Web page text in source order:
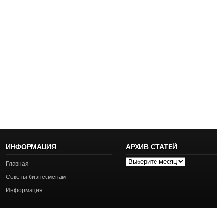
ИНФОРМАЦИЯ
Главная
Советы бизнесменам
Информация
АРХИВ СТАТЕЙ
Архив